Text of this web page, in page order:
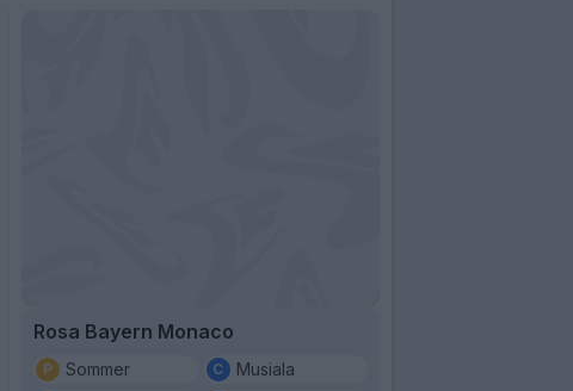
Rosa Bayern Monaco
Sommer
Musiala